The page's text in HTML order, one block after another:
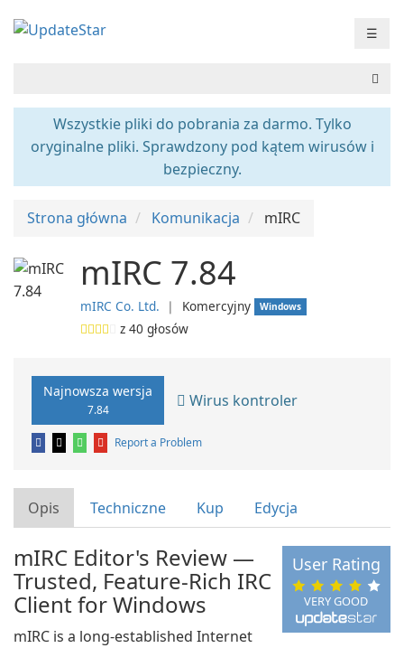
☰
Wszystkie pliki do pobrania za darmo. Tylko
oryginalne pliki. Sprawdzony pod kątem wirusów i
bezpieczny.
Strona główna Komunikacja mIRC
mIRC 7.84
mIRC Co. Ltd. ❘ Komercyjny Windows
z 40 głosów
Najnowsza wersja
7.84 Wirus kontroler
Report a Problem
Opis Techniczne Kup Edycja
VERY GOOD
User Rating
mIRC Editor's Review —
Trusted, Feature-Rich IRC
Client for Windows
mIRC is a long-established Internet